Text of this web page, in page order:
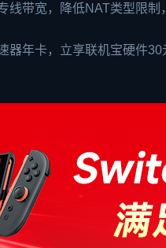
线带宽，降低NAT类型限制
器年卡，立享联机宝硬件